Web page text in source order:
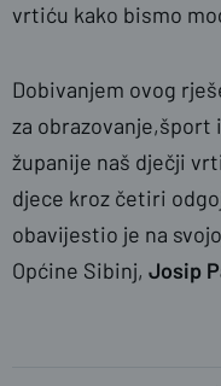
vrtiću kako bismo
Dobivanjem ovog
za obrazovanje,šport
županije naš dječji
djece kroz četiri
obavijestio je na
Općine Sibinj, Josip